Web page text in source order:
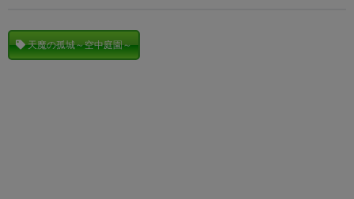
天魔の孤城～空中庭園～